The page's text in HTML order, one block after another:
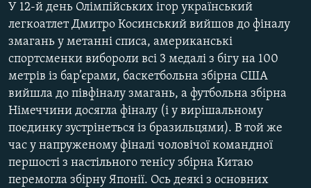
СВІТ
КИТАЙ.ВИКЛИКИ
МУЛЬТИМЕДІА
ФОТО
СПЕЦПРОЄКТИ
КРИМ РЕАЛІЇ
РУС
У 12-й день Олімпійських ігор український
легкоатлет Дмитро Косинський вийшов до фіналу
змагань у метанні списа, американські
спортсменки вибороли всі 3 медалі з бігу на 100
метрів із бар’єрами, баскетбольна збірна США
вийшла до півфіналу змагань, а футбольна збірна
Німеччини досягла фіналу (і у вирішальному
поєдинку зустрінеться із бразильцями). В той же
час у напруженому фіналі чоловічої командної
першості з настільного тенісу збірна Китаю
перемогла збірну Японії. Ось деякі з основних